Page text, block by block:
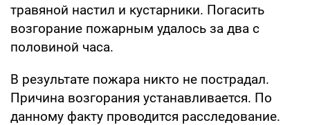
травяной настил и кустарники. Погасить
возгорание пожарным удалось за два с
половиной часа.
В результате пожара никто не пострадал.
Причина возгорания устанавливается. По
данному факту проводится расследование.